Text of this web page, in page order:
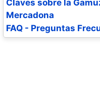
Claves sobre la
Mercadona
FAQ - Preguntas